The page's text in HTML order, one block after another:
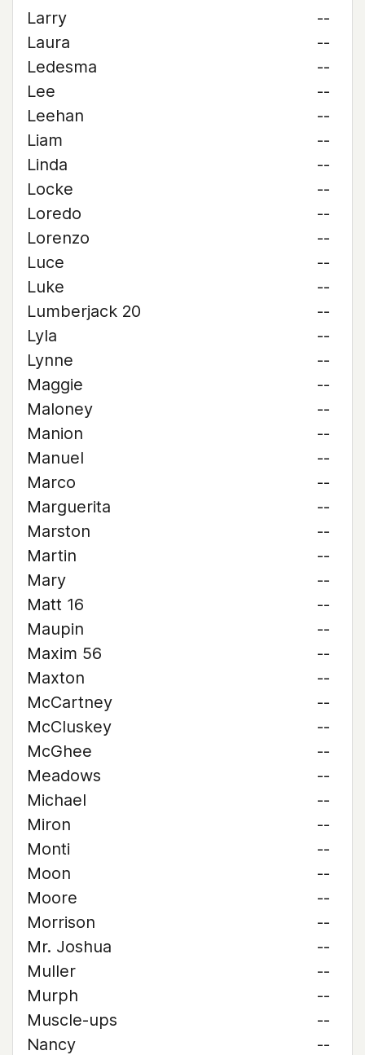
Larry
--
Laura
--
Ledesma
--
Lee
--
Leehan
--
Liam
--
Linda
--
Locke
--
Loredo
--
Lorenzo
--
Luce
--
Luke
--
Lumberjack 20
--
Lyla
--
Lynne
--
Maggie
--
Maloney
--
Manion
--
Manuel
--
Marco
--
Marguerita
--
Marston
--
Martin
--
Mary
--
Matt 16
--
Maupin
--
Maxim 56
--
Maxton
--
McCartney
--
McCluskey
--
McGhee
--
Meadows
--
Michael
--
Miron
--
Monti
--
Moon
--
Moore
--
Morrison
--
Mr. Joshua
--
Muller
--
Murph
--
Muscle-ups
--
Nancy
--